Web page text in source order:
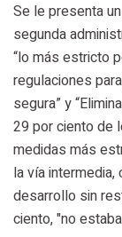
Se le presenta
segunda
“lo más estricto
regulaciones
segura” y
29 por ciento de
medidas más
la vía
desarrollo sin
ciento, "no